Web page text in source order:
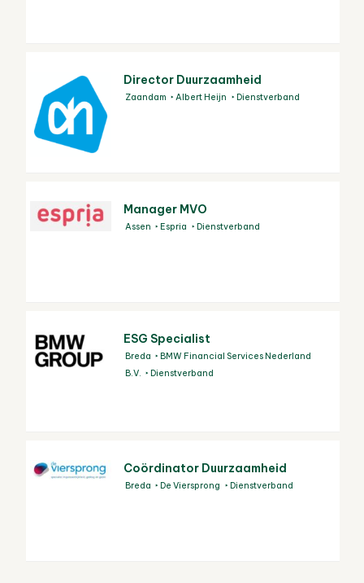
Director Duurzaamheid
Zaandam Albert Heijn Dienstverband
Manager MVO
Assen Espria Dienstverband
ESG Specialist
Breda
BMW Financial Services Nederland
B.V.
Dienstverband
Coördinator Duurzaamheid
Breda De Viersprong Dienstverband